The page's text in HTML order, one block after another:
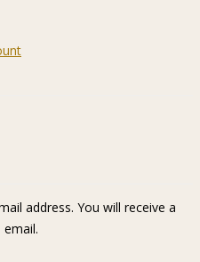
address. You will receive a